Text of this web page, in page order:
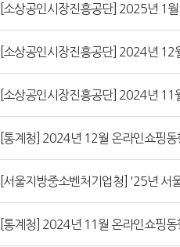
[소상공인시장진흥공단] 2025년 1
[소상공인시장진흥공단] 2024년 12
[소상공인시장진흥공단] 2024년 11
[통계청] 2024년 12월 온라인쇼핑동
[서울지방중소벤처기업청] '25년 서
[통계청] 2024년 11월 온라인쇼핑동